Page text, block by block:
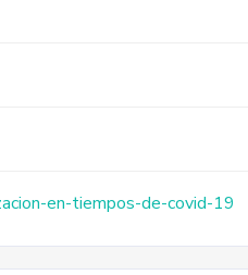
en-tiempos-de-covid-19